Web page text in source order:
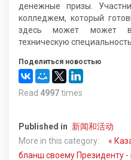
денежные призы.
колледжем, который
здесь может может
техническую
Поделиться новостью
Read 4997times
Published in 新闻和活动
More in this category:
«
бланш своему Президенту -